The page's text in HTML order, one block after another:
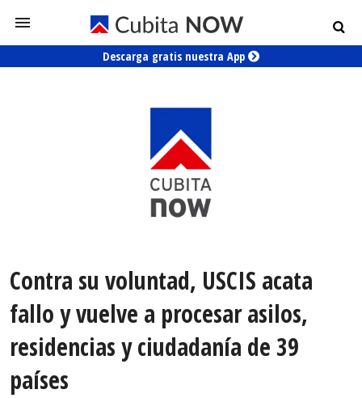
Descarga gratis nuestra App
Contra su voluntad, USCIS acata
fallo y vuelve a procesar asilos,
residencias y ciudadanía de 39
países